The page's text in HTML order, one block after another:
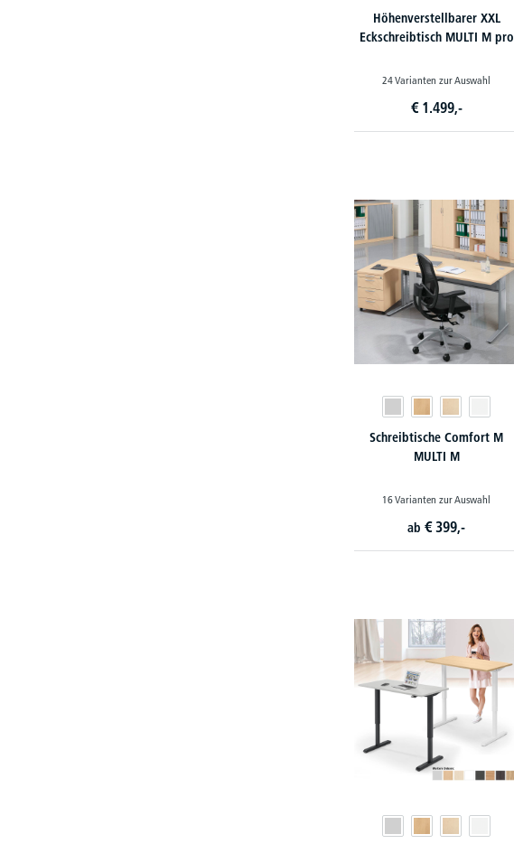
Höhenverstellbarer XXL
Eckschreibtisch MULTI M pro
24 Varianten zur Auswahl
€ 1.499,-
Schreibtische Comfort M
MULTI M
16 Varianten zur Auswahl
ab € 399,-